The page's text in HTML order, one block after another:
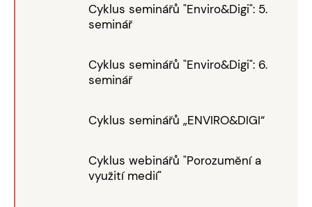
Cyklus seminářů "Enviro&Digi": 5.
seminář
Cyklus seminářů "Enviro&Digi": 6.
seminář
Cyklus seminářů „ENVIRO&DIGI“
Cyklus webinářů "Porozumění a
využití medií"